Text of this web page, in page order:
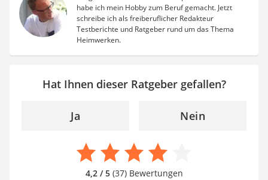
habe ich mein Hobby zum Beruf gemacht. Jetzt
schreibe ich als freiberuflicher Redakteur
Testberichte und Ratgeber rund um das Thema
Heimwerken.
Hat Ihnen dieser Ratgeber gefallen?
Ja Nein
4,2 / 5(37) Bewertungen